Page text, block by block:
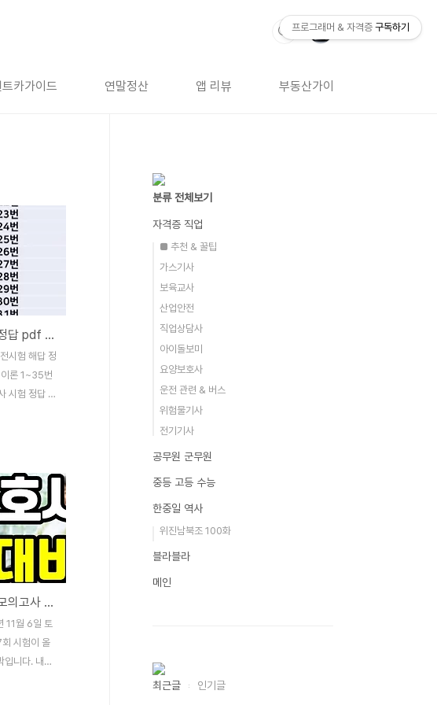
트카가이드 연말정산 앱 리뷰 부동산가이드
37회 요양보호사 시험 정답 pdf 오전 짝수형 필기
시험 해답 정
이론 1~35번
시험 정답 오
- 3 23 - 2
28 - 3 29
- 3 34 - 4
험 정답은
보호사 시험
37회 요양보호사 시험 모의고사 답안 - 출처 기출문제 정답 25개
11월 6일 토
시험이 올
입니다. 내년
분류 전체보기
자격증 직업
■ 추천 & 꿀팁
가스기사
보육교사
산업안전
직업상담사
아이돌보미
요양보호사
운전 관련 & 버스
위험물기사
전기기사
공무원 군무원
중등 고등 수능
한중일 역사
위진남북조 100화
블라블라
메인
최근글 인기글
프로그래머 & 자격증 구독하기